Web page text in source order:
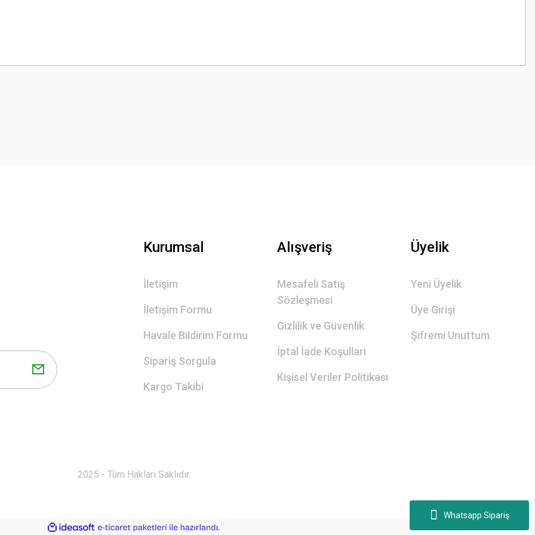
Whatsapp Sipariş
Kurumsal
İletişim
İletişim Formu
Havale Bildirim Formu
Sipariş Sorgula
Kargo Takibi
Alışveriş
Mesafeli Satış
Sözleşmesi
Gizlilik ve Güvenlik
İptal İade Koşullari
Kişisel Veriler Politikası
Üyelik
Yeni Üyelik
Üye Girişi
Şifremi Unuttum
2025 - Tüm Hakları Saklıdır.
ideasoft
e-